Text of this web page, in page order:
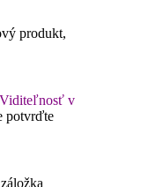
produkt,
Viditeľnosť v
potvrďte